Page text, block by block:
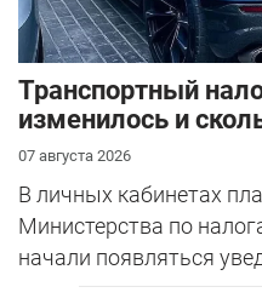
Транспортный
изменилось и
07 августа 2026
В личных кабинетах
Министерства по
начали появляться